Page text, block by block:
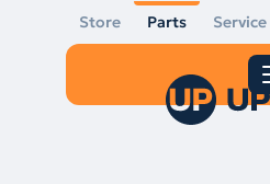
Store Parts Service